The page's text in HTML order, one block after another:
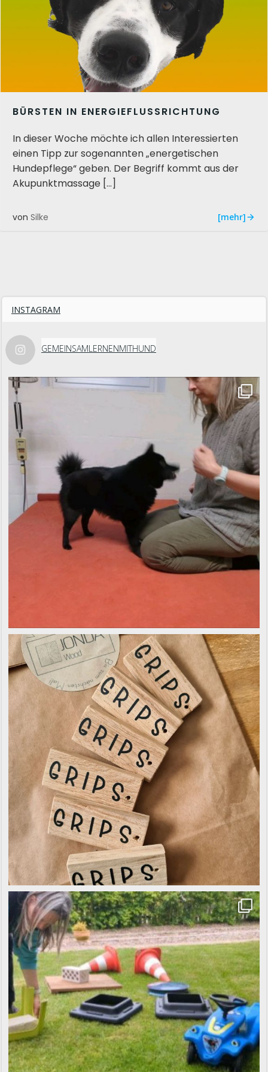
BÜRSTEN IN ENERGIEFLUSSRICHTUNG
In dieser Woche möchte ich allen Interessierten
einen Tipp zur sogenannten „energetischen
Hundepflege“ geben. Der Begriff kommt aus der
Akupunktmassage […]
von Silke [mehr]
INSTAGRAM
GEMEINSAMLERNENMITHUND